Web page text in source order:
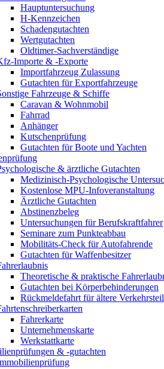
Hauptuntersuchung
H-Kennzeichen
Schadengutachten
Wertgutachten
Oldtimer-Sachverständige
Importe & -Exporte
Importfahrzeug Zulassung
Gutachten für Exportfahrzeuge
Fahrzeuge & Schiffe
Caravan & Wohnmobil
Fahrrad
Anhänger
Kutschenprüfung
Gutachten für Boote und Yachten
& ärztliche Gutachten
Medizinisch-Psychologische
Kostenlose MPU-Infoveranstaltung
Ärztliche Gutachten
Abstinenzbeleg
Untersuchungen für Berufskraftfahrer
Seminare zum Punkteabbau
Mobilitäts-Check für Autofahrende
Gutachten für Waffenbesitzer
Theoretische & praktische
Gutachten bei Körperbehinderungen
Rückmeldefahrt für ältere
Fahrerkarte
Unternehmenskarte
Werkstattkarte
& -gutachten